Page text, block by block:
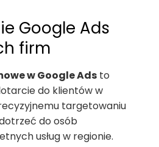
Google Ads
firm
w Google Ads to
do klientów w
targetowaniu
do osób
usług w regionie.